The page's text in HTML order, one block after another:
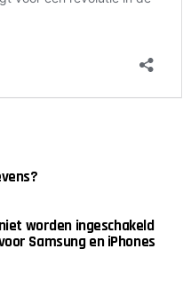
worden ingeschakeld
Samsung en iPhones